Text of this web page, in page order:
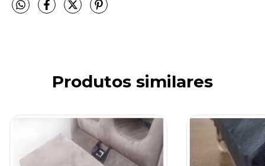
Produtos similares